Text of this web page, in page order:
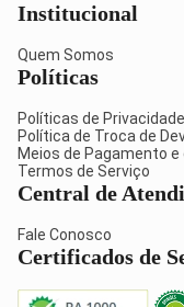
Institucional
Quem Somos
Políticas
Políticas de Privacidade
Política de Troca de
Meios de Pagamento e
Termos de Serviço
Central de
Fale Conosco
Certificados de